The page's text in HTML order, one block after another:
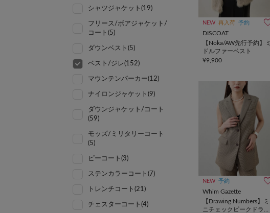
NEW 再入荷 予約
DISCOAT
【Noka/AW先行予約】ミ
ドルファーベスト
¥9,900
NEW 予約
Whim Gazette
【Drawing Numbers】ミ
ニチェックピークドラペ
シャツジャケット(19)
フリース/ボアジャケット/
コート(5)
ダウンベスト(5)
ベスト/ジレ(152)
マウンテンパーカー(12)
ナイロンジャケット(9)
ダウンジャケット/コート
(59)
モッズ/ミリタリーコート
(5)
ピーコート(3)
ステンカラーコート(7)
トレンチコート(21)
チェスターコート(4)